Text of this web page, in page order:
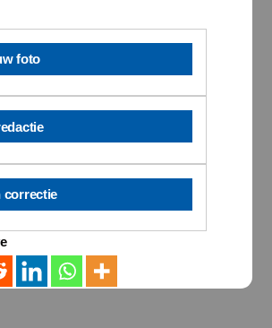
foto
correctie